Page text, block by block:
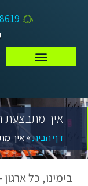
איך מתבצעת
דף הבית»איך
בימינו, כל